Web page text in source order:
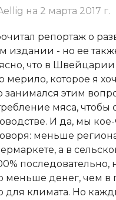
на 2 марта 2017 г.
репортаж о
издании - но ее
что в
мерило, которое я
занимался этим
мяса, чтобы
И да, мы
меньше
а в
последовательно,
меньше денег, чем
для климата. Но